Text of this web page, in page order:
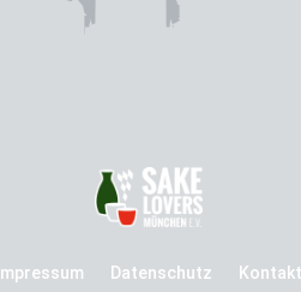
Impressum Datenschutz Kontakt